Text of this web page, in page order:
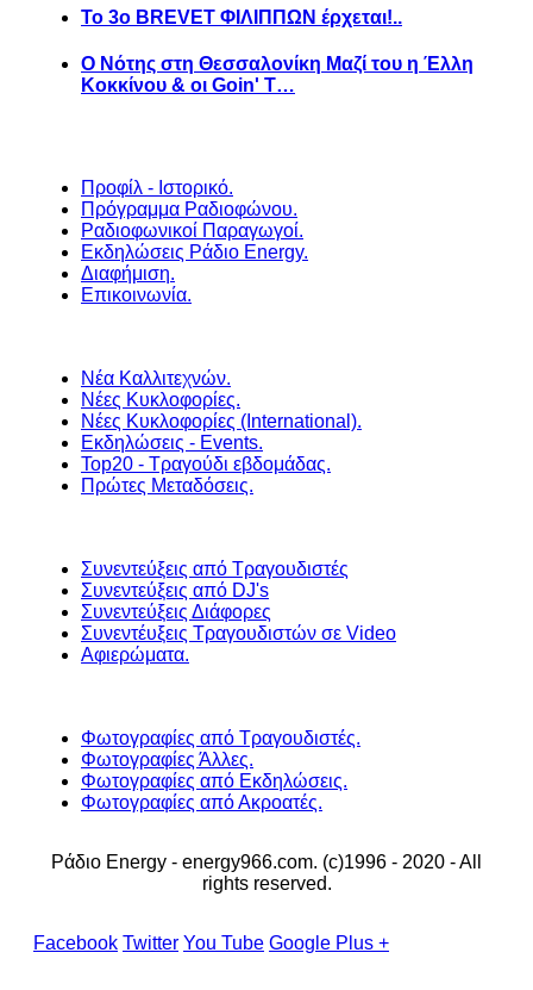
Το 3ο BREVET ΦΙΛΙΠΠΩΝ έρχεται!..
Ο Νότης στη Θεσσαλονίκη Μαζί του η Έλλη
Κοκκίνου & οι Goin' T…
Προφίλ - Ιστορικό.
Πρόγραμμα Ραδιοφώνου.
Ραδιοφωνικοί Παραγωγοί.
Εκδηλώσεις Ράδιο Energy.
Διαφήμιση.
Επικοινωνία.
Νέα Καλλιτεχνών.
Νέες Κυκλοφορίες.
Νέες Κυκλοφορίες (International).
Εκδηλώσεις - Events.
Top20 - Τραγούδι εβδομάδας.
Πρώτες Μεταδόσεις.
Συνεντεύξεις από Τραγουδιστές
Συνεντεύξεις από DJ's
Συνεντεύξεις Διάφορες
Συνεντέυξεις Τραγουδιστών σε Video
Αφιερώματα.
Φωτογραφίες από Τραγουδιστές.
Φωτογραφίες Άλλες.
Φωτογραφίες από Εκδηλώσεις.
Φωτογραφίες από Ακροατές.
Ράδιο Energy - energy966.com. (c)1996 - 2020 - All
rights reserved.
Facebook Twitter You Tube Google Plus +